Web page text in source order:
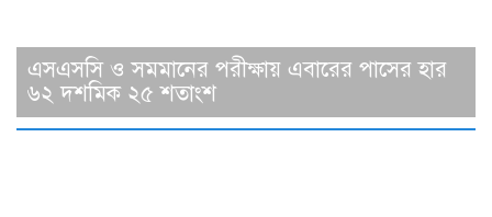
এসএসসি ও সমমানের পরীক্ষায় এবারের পাসের হার
৬২ দশমিক ২৫ শতাংশ